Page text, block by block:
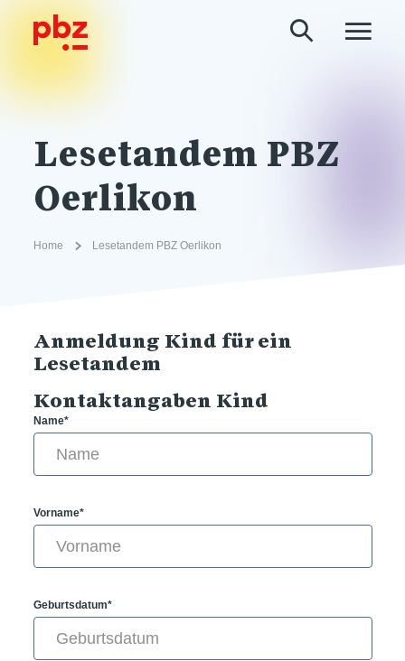
Lesetandem PBZ
Oerlikon
Home Lesetandem PBZ Oerlikon
Anmeldung Kind für ein
Lesetandem
Kontaktangaben Kind
Name*
Vorname*
Geburtsdatum*